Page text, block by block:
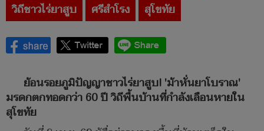
วิถีชาวไร่ยาสูบ
ศรีสำโรง สุโขทัย
ย้อนรอยภูมิปัญญาชาวไร่ยาสูบ! 'ม้าหั่นยาโบราณ'
มรดกตกทอดกว่า 60 ปี วิถีพื้นบ้านที่กำลังเลือนหายใน
สุโขทัย